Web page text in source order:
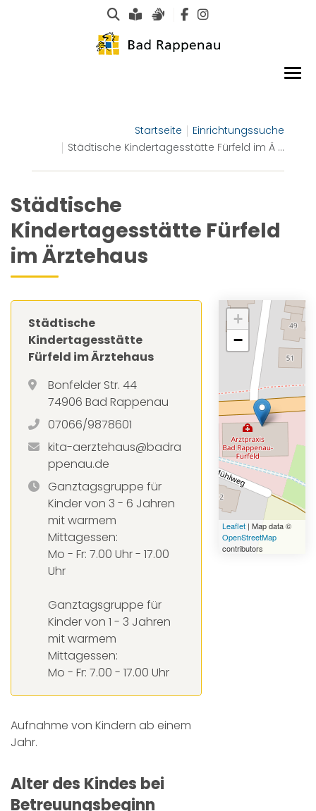
Suche
Leichte Sprache
Gebärdensprachen
Startseite
Einrichtungssuche
Städtische Kindertagesstätte Fürfeld im Ä ...
Städtische
Kindertagesstätte Fürfeld
im Ärztehaus
Städtische
Kindertagesstätte
Fürfeld im Ärztehaus
Bonfelder Str. 44
74906 Bad Rappenau
07066/9878601
kita-aerztehaus@badra
ppenau.de
Ganztagsgruppe für
Kinder von 3 - 6 Jahren
mit warmem
Mittagessen:
Mo - Fr: 7.00 Uhr - 17.00
Uhr
Ganztagsgruppe für
Kinder von 1 - 3 Jahren
mit warmem
Mittagessen:
Mo - Fr: 7.00 - 17.00 Uhr
Aufnahme von Kindern ab einem
Jahr.
Alter des Kindes bei
Betreuungsbeginn
+
−
Leaflet| Map data ©
OpenStreetMap
contributors